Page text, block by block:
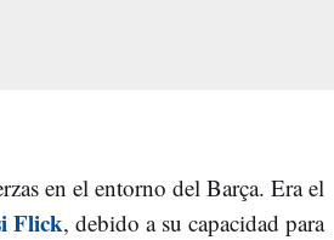
en el entorno del Barça. Era el
Flick, debido a su capacidad para